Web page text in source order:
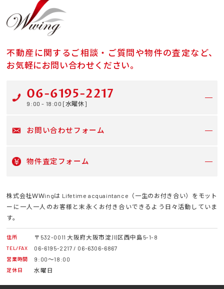
不動産に関するご相談・ご質問や物件の査定など、
お気軽にお問い合わせください。
06-6195-2217
9:00 - 18:00 [水曜休]
お問い合わせフォーム
物件査定フォーム
株式会社ＷＷingは Lifetime acquaintance（一生のお付き合い）をモット
ーに一人一人のお客様と末永くお付き合いできるよう日々活動していま
す。
住所 〒532-0011 大阪府大阪市淀川区西中島5-1-8
TEL/FAX 06-6195-2217 / 06-6306-6867
営業時間 9:00～18:00
定休日 水曜日